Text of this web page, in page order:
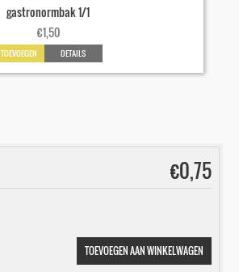
gastronormbak 1/1
€1,50
TOEVOEGEN DETAILS
€0,75
TOEVOEGEN AAN WINKELWAGEN